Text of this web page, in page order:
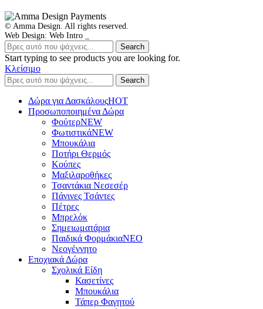
© Amma Design. All rights reserved.
Web Design: Web Intro _
Search
Start typing to see products you are looking for.
Κλείσιμο
Search
Δώρα για ΔασκάλουςHOT
Προσωποποιημένα Δώρα
ΦούτερNEW
ΦωτιστικάNEW
Μπουκάλια
Ποτήρι Θερμός
Κούπες
Μαξιλαροθήκες
Τσαντάκια Νεσεσέρ
Πάνινες Τσάντες
Πέτρες
Μπρελόκ
Σημειωματάρια
Παιδικά ΦορμάκιαNEO
Νεογέννητο
Εποχιακά Δώρα
Σχολικά Είδη
Κασετίνες
Μπουκάλια
Τάπερ Φαγητού